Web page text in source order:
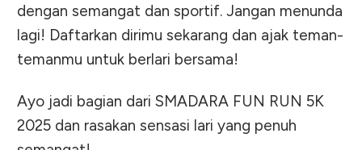
dengan semangat dan sportif. Jangan menunda
lagi! Daftarkan dirimu sekarang dan ajak teman-
temanmu untuk berlari bersama!
Ayo jadi bagian dari SMADARA FUN RUN 5K
2025 dan rasakan sensasi lari yang penuh